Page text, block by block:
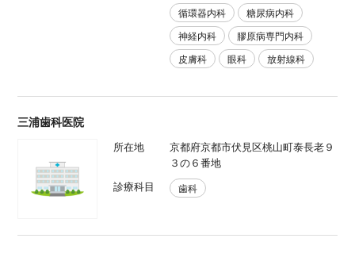
循環器内科
糖尿病内科
神経内科
膠原病専門内科
皮膚科
眼科 放射線科
三浦歯科医院
所在地
京都府京都市伏見区桃山町泰長老９
３の６番地
診療科目
歯科